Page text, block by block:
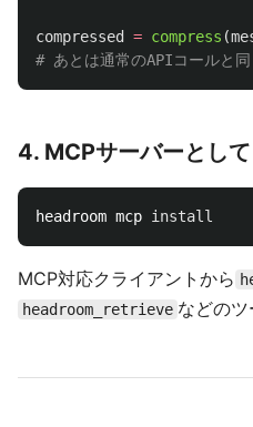
compressed = compress (
4. MCPサーバーとして
headroom mcp install
MCP対応クライアントから
headroom_retrieve などのツ